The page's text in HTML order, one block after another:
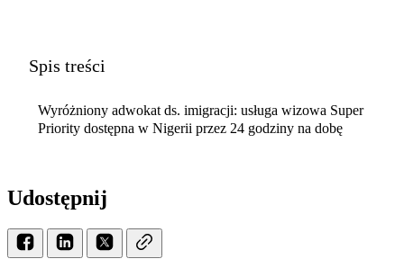
Spis treści
Wyróżniony adwokat ds. imigracji: usługa wizowa Super
Priority dostępna w Nigerii przez 24 godziny na dobę
Udostępnij